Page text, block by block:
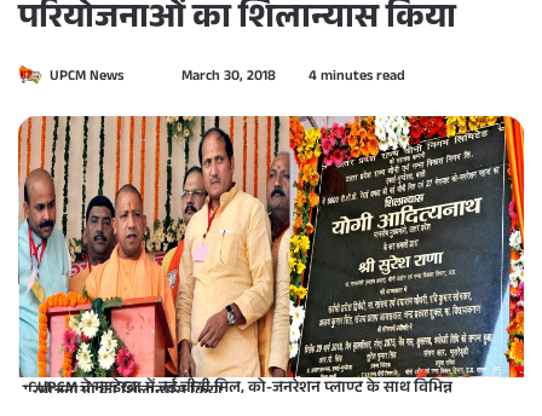
परियोजनाओं का शिलान्यास किया
UPCM News
n
d
a
n
e
a
l
March 30, 2018 4 minutes read
UPCM ने मुण्डेरवा में नई चीनी मिल, को-जनरेशन प्लाण्ट के साथ विभिन्न
परियोजनाओं का शिलान्यास किया